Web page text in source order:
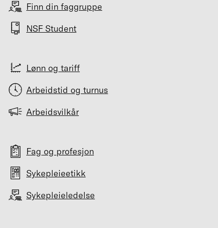
Finn din faggruppe
NSF Student
Lønn og tariff
Arbeidstid og turnus
Arbeidsvilkår
Fag og profesjon
Sykepleieetikk
Sykepleieledelse